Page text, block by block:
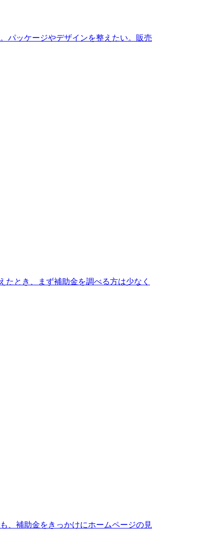
パッケージやデザインを整えたい。販売
とき、まず補助金を調べる方は少なく
、補助金をきっかけにホームページの見